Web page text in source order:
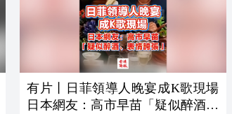
有片丨日菲領導人晚宴成K歌現場
日本網友：高市早苗「疑似醉酒、